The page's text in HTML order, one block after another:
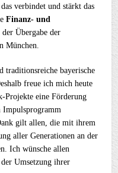
verbindet und stärkt das
Finanz- und
der Übergabe der
München.
traditionsreiche bayerische
freue ich mich heute
Projekte eine Förderung
Impulsprogramm
gilt allen, die mit ihrem
aller Generationen an der
Ich wünsche allen
Umsetzung ihrer